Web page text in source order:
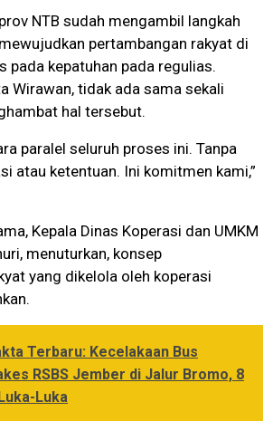
NTB sudah mengambil langkah
pertambangan rakyat di
pada kepatuhan pada regulias.
Wirawan, tidak ada sama sekali
hal tersebut.
paralel seluruh proses ini. Tanpa
atau ketentuan. Ini komitmen kami,”
Kepala Dinas Koperasi dan UMKM
menuturkan, konsep
yang dikelola oleh koperasi
Terbaru: Kecelakaan Bus
RSBS Jember di Jalur Bromo, 8
Luka